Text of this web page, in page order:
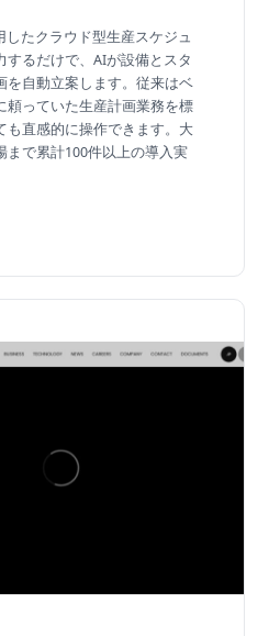
たクラウド型生産スケジュ
するだけで、AIが設備とスタ
を自動立案します。従来はベ
頼っていた生産計画業務を標
も直感的に操作できます。大
まで累計100件以上の導入実